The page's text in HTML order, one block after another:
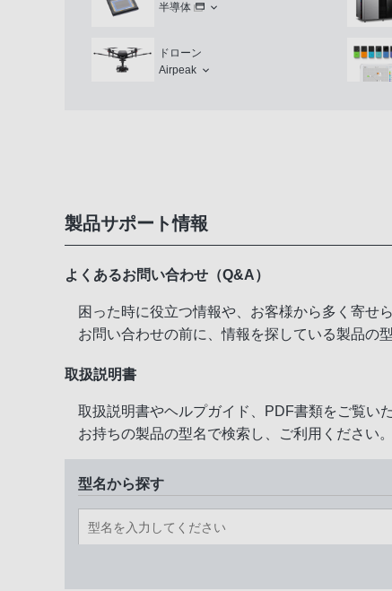
半導体
ドローン
Airpeak
製品サポート情報
よくあるお問い合わせ（Q&A）
困った時に役立つ情報や、お客様から多く寄せ
お問い合わせの前に、情報を探している製品の
取扱説明書
取扱説明書やヘルプガイド、PDF書類をご覧い
お持ちの製品の型名で検索し、ご利用ください。
型名から探す